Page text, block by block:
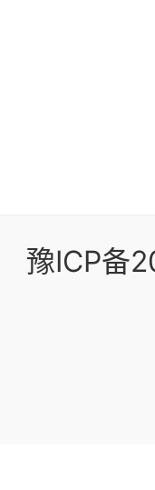
豫ICP备